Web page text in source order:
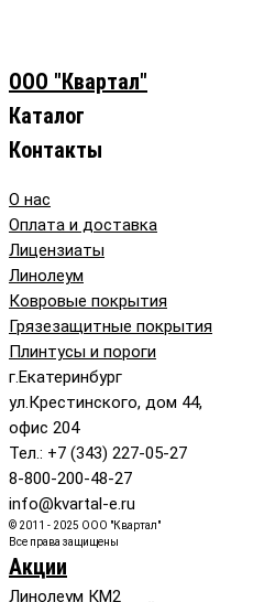
ООО "Квартал"
Каталог
Контакты
О нас
Оплата и доставка
Лицензиаты
Линолеум
Ковровые покрытия
Грязезащитные покрытия
Плинтусы и пороги
г.Екатеринбург
ул.Крестинского, дом 44,
офис 204
Тел.: +7 (343) 227-05-27
8-800-200-48-27
info@kvartal-e.ru
© 2011 - 2025 ООО "Квартал"
Все права защищены
Акции
Линолеум КМ2